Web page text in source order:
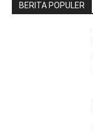
BERITA POPULER